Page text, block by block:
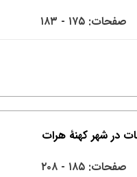
صفحات: ۱۷۵ - ۱۸۳
صفحات: ۱۸۵ - ۲۰۸